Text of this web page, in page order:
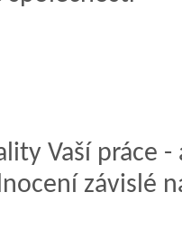
Vaší práce -
závislé